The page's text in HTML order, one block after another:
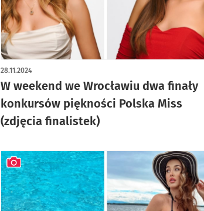
W weekend we Wrocławiu dwa finały
konkursów piękności Polska Miss
(zdjęcia finalistek)
28.11.2024
artykuł z galerią zdjęć